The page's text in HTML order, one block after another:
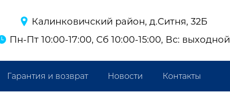
Калинковичский район, д.Ситня, 32Б
Пн-Пт 10:00-17:00, Сб 10:00-15:00, Вс: выходной
Гарантия и возврат Новости Контакты